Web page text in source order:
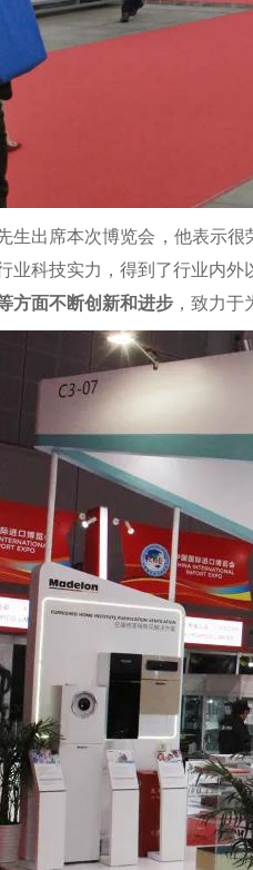
生出席本次博览会，他表示
业科技实力，得到了行业内
方面不断创新和进步 ，致力